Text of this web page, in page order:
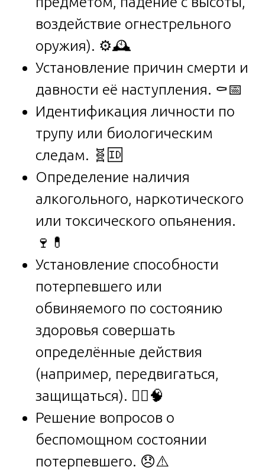
воздействие огнестрельного
оружия). ⚙️🕰️
Установление причин смерти и
давности её наступления. ⚰️📅
Идентификация личности по
трупу или биологическим
следам. 🧬🆔
Определение наличия
алкогольного, наркотического
или токсического опьянения.
🍷💊
Установление способности
потерпевшего или
обвиняемого по состоянию
здоровья совершать
определённые действия
(например, передвигаться,
защищаться). 🚶‍♂️🧠
Решение вопросов о
беспомощном состоянии
потерпевшего. 😞⚠️